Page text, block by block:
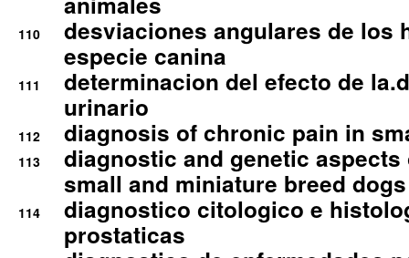
110
desviaciones angulares de los
especie canina
111
determinacion del efecto de
urinario
112 diagnosis of chronic pain in
113
diagnostic and genetic
small and miniature breed
114
diagnostico citologico e
prostaticas